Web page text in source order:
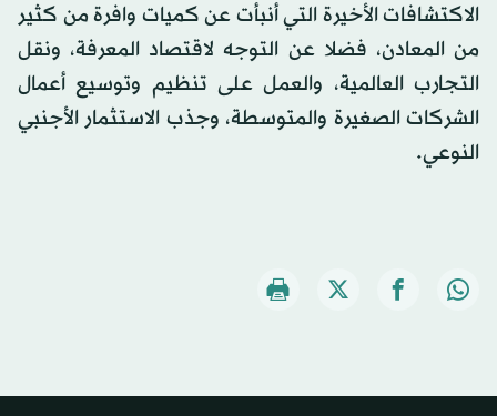
الاكتشافات الأخيرة التي أنبأت عن كميات وافرة من كثير
من المعادن، فضلا عن التوجه لاقتصاد المعرفة، ونقل
التجارب العالمية، والعمل على تنظيم وتوسيع أعمال
الشركات الصغيرة والمتوسطة، وجذب الاستثمار الأجنبي
النوعي.